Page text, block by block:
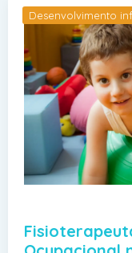
Desenvolvimento